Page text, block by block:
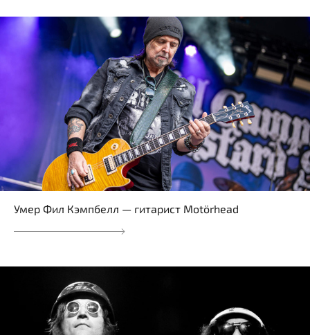
Умер Фил Кэмпбелл — гитарист Motörhead